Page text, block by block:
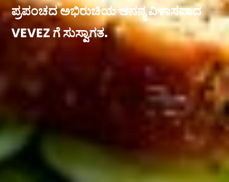
ಪ್ರಪಂಚದ ಅಭಿರುಚಿಯ ಅನನ್ಯ ವಿಳಾಸವಾದ
VEVEZ ಗೆ ಸುಸ್ವಾಗತ.